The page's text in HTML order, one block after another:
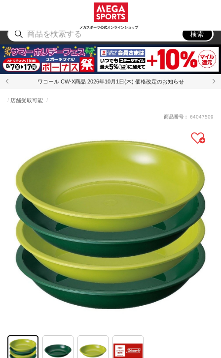
メガスポーツ公式オンラインショップ
アウトドア
検索
ワコール CW-X商品 2026年10月1日(木) 価格改定のお知らせ
店舗受取可能
商品番号： 64047509